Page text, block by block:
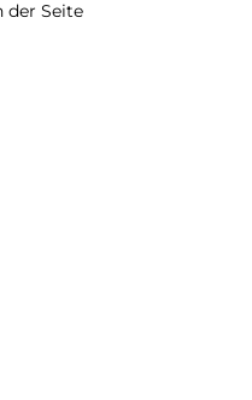
der Seite
dem Display an,